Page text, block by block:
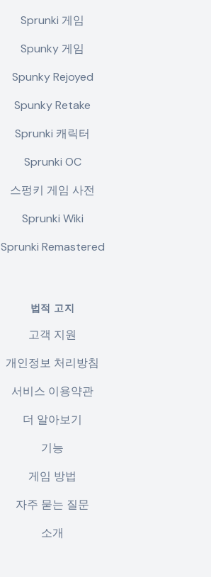
Sprunki 게임
Spunky 게임
Spunky Rejoyed
Spunky Retake
Sprunki 캐릭터
Sprunki OC
스펑키 게임 사전
Sprunki Wiki
Sprunki Remastered
법적 고지
고객 지원
개인정보 처리방침
서비스 이용약관
더 알아보기
기능
게임 방법
자주 묻는 질문
소개